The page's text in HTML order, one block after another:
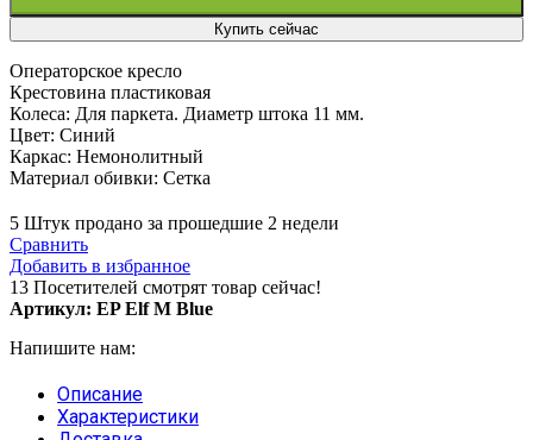
Купить сейчас
Операторское кресло
Крестовина пластиковая
Колеса: Для паркета. Диаметр штока 11 мм.
Цвет: Синий
Каркас: Немонолитный
Материал обивки: Сетка
5 Штук продано за прошедшие 2 недели
Сравнить
Добавить в избранное
13 Посетителей смотрят товар сейчас!
Артикул: EP Elf M Blue
Напишите нам:
Описание
Характеристики